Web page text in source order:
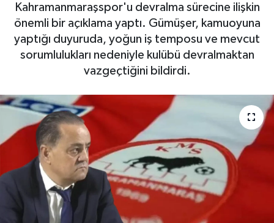
Kahramanmaraşspor'u devralma sürecine ilişkin
önemli bir açıklama yaptı. Gümüşer, kamuoyuna
yaptığı duyuruda, yoğun iş temposu ve mevcut
sorumlulukları nedeniyle kulübü devralmaktan
vazgeçtiğini bildirdi.
GÜNDEM
MAGAZİN
EĞİTİM
BÖLGE
KEŞFET
POPÜLER
Son Dakika Haberleri
Haber Arşivi